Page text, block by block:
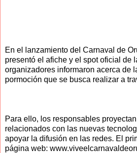
En el lanzamiento del Carnaval de
presentó el afiche y el spot oficial de
organizadores informaron acerca de
pormoción que se busca realizar a
Para ello, los responsables
relacionados con las nuevas
apoyar la difusión en las redes. El
página web: